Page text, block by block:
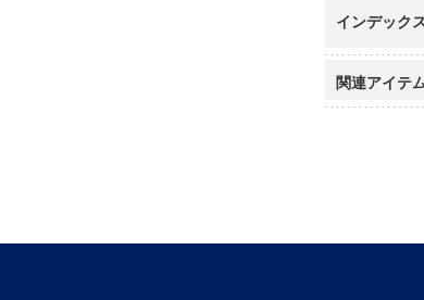
インデック
関連アイテ